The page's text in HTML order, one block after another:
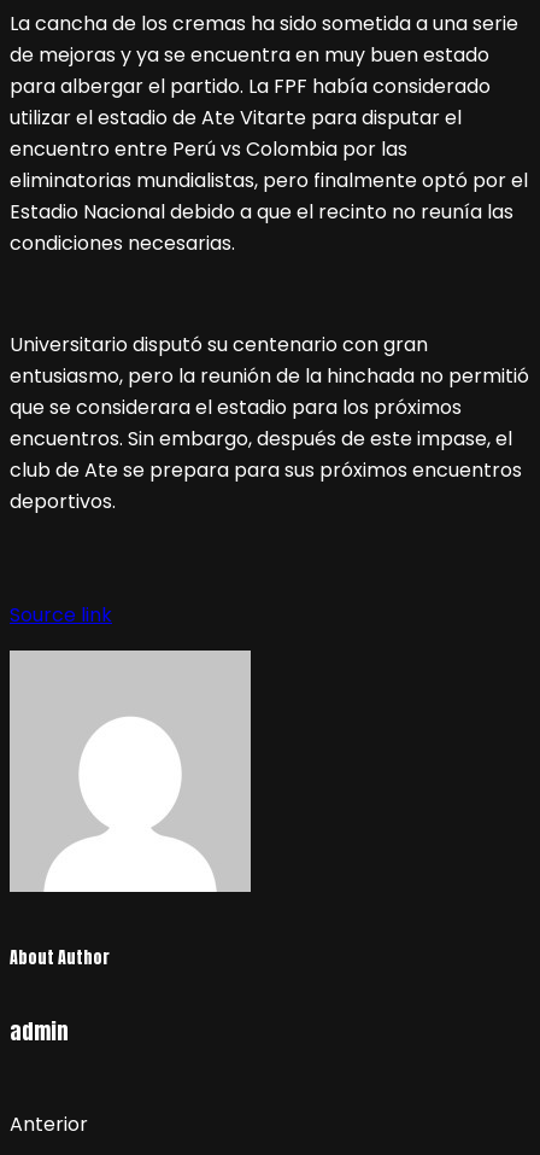
La cancha de los cremas ha sido sometida a una serie
de mejoras y ya se encuentra en muy buen estado
para albergar el partido. La FPF había considerado
utilizar el estadio de Ate Vitarte para disputar el
encuentro entre Perú vs Colombia por las
eliminatorias mundialistas, pero finalmente optó por el
Estadio Nacional debido a que el recinto no reunía las
condiciones necesarias.
Universitario disputó su centenario con gran
entusiasmo, pero la reunión de la hinchada no permitió
que se considerara el estadio para los próximos
encuentros. Sin embargo, después de este impase, el
club de Ate se prepara para sus próximos encuentros
deportivos.
Source link
About Author
admin
Anterior